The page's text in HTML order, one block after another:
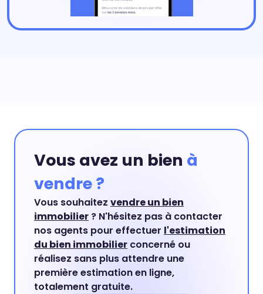
Vous avez un bien à
vendre ?
Vous souhaitez vendre un bien
immobilier ? N'hésitez pas à contacter
nos agents pour effectuer l'estimation
du bien immobilier concerné ou
réalisez sans plus attendre une
première estimation en ligne,
totalement gratuite.